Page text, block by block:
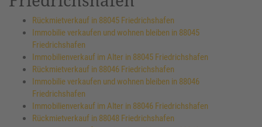
Rückmietverkauf in 88045 Friedrichshafen
Immobilie verkaufen und wohnen bleiben in 88045
Friedrichshafen
Immobilienverkauf im Alter in 88045 Friedrichshafen
Rückmietverkauf in 88046 Friedrichshafen
Immobilie verkaufen und wohnen bleiben in 88046
Friedrichshafen
Immobilienverkauf im Alter in 88046 Friedrichshafen
Rückmietverkauf in 88048 Friedrichshafen